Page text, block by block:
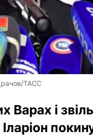
ТАСС
Варах і